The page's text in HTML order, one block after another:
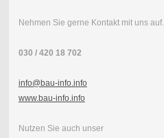
Nehmen Sie gerne Kontakt mit uns auf.
030 / 420 18 702
info@bau-info.info
www.bau-info.info
Nutzen Sie auch unser